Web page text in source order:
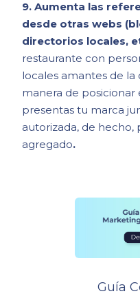
9. Aumenta las
desde otras webs
directorios locales,
restaurante con
locales amantes de
manera de posicionar
presentas tu marca
autorizada, de
agregado.
Guía